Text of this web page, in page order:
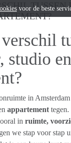
TUSSEN
studio en
in
appartement
in ruimte,
we stap voor stap
voor de beste